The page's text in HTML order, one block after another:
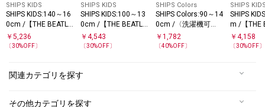
SHIPS KIDS
SHIPS KIDS:140～16
0cm /【THE BEATLE
S（ザ・ビートル
ズ）】半袖 Tシャツ
￥ 5,236
〔30%OFF〕
SHIPS KIDS
SHIPS KIDS:100～13
0cm /【THE BEATLE
S（ザ・ビートル
ズ）】半袖 Tシャツ
￥4,543
〔30%OFF〕
SHIPS Colors
SHIPS Colors:90～14
0cm /〈洗濯機可
能〉シアー ベロア ト
ップス◇
￥ 1,782
〔40%OFF〕
SHIPS
SHIPS
m /【THE
（ザ・ビ
ズ）】半
￥4,158
〔30%OFF〕
関連カテゴリを探す
その他カテゴリを探す